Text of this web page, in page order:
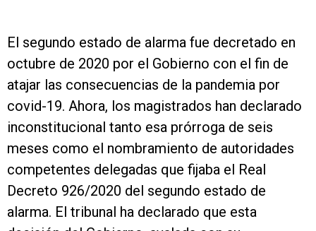
El segundo estado de alarma fue decretado en
octubre de 2020 por el Gobierno con el fin de
atajar las consecuencias de la pandemia por
covid-19. Ahora, los magistrados han declarado
inconstitucional tanto esa prórroga de seis
meses como el nombramiento de autoridades
competentes delegadas que fijaba el Real
Decreto 926/2020 del segundo estado de
alarma. El tribunal ha declarado que esta